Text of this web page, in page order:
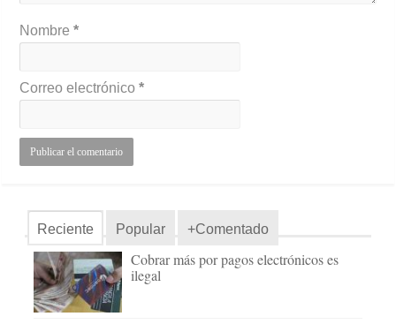
Nombre*
Correo electrónico*
Reciente Popular +Comentado
Cobrar más por pagos electrónicos es
ilegal